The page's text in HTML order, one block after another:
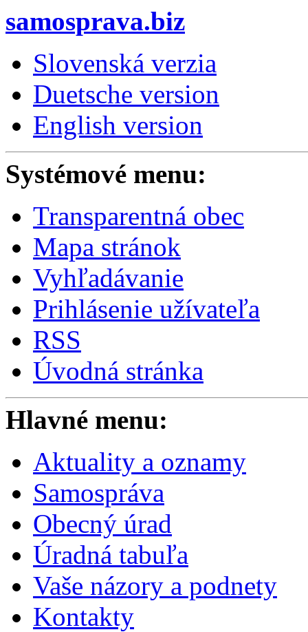
samosprava.biz
Slovenská verzia
Duetsche version
English version
Systémové menu:
Transparentná obec
Mapa stránok
Vyhľadávanie
Prihlásenie užívateľa
RSS
Úvodná stránka
Hlavné menu:
Aktuality a oznamy
Samospráva
Obecný úrad
Úradná tabuľa
Vaše názory a podnety
Kontakty